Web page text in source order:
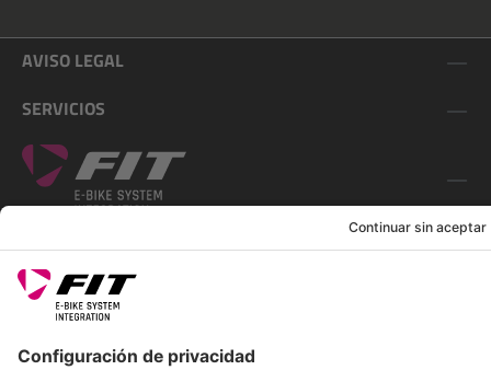
AVISO LEGAL
SERVICIOS